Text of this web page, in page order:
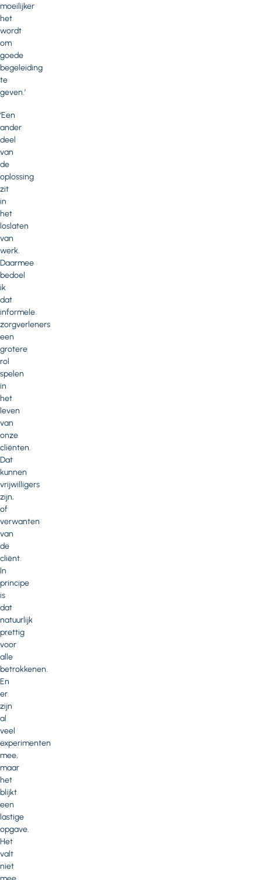
moeilijker
het
wordt
om
goede
begeleiding
te
geven.’
‘Een
ander
deel
van
de
oplossing
zit
in
het
loslaten
van
werk.
Daarmee
bedoel
ik
dat
informele
zorgverleners
een
grotere
rol
spelen
in
het
leven
van
onze
cliënten.
Dat
kunnen
vrijwilligers
zijn,
of
verwanten
van
de
cliënt.
In
principe
is
dat
natuurlijk
prettig
voor
alle
betrokkenen.
En
er
zijn
al
veel
experimenten
mee,
maar
het
blijkt
een
lastige
opgave.
Het
valt
niet